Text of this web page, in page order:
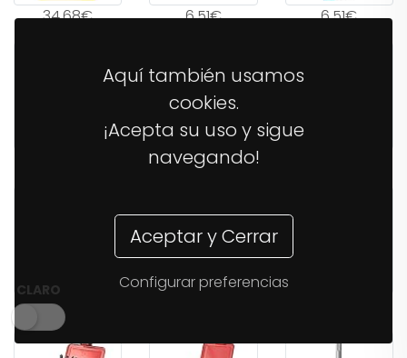
34,68€ 6,51€ 6,51€
16,70€
38,03€
Aquí también usamos
cookies.
¡Acepta su uso y sigue
navegando!
Aceptar y Cerrar
Configurar preferencias
CLARO